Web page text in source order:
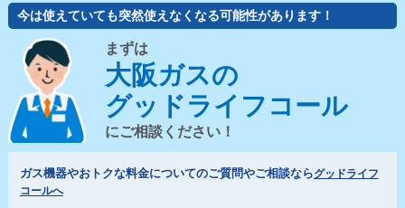
今は使えていても突然使えなくなる可能性があります！
まずは
大阪ガスの
グッドライフコール
にご相談ください！
ガス機器やおトクな料金についてのご質問やご相談ならグッドライフ
コールへ